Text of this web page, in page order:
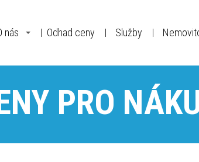
nás Odhad ceny Služby
PRO